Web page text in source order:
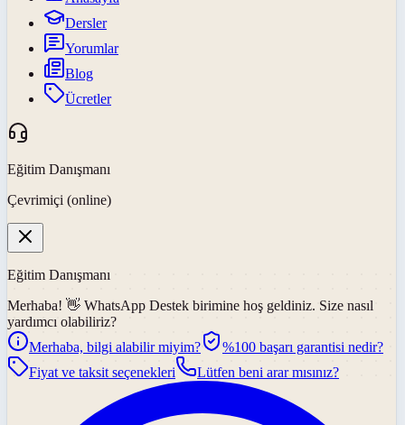
Dersler
Yorumlar
Blog
Ücretler
Eğitim Danışmanı
Çevrimiçi (online)
Eğitim Danışmanı
Merhaba! 👋 WhatsApp Destek birimine hoş geldiniz. Size nasıl
yardımcı olabiliriz?
Merhaba, bilgi alabilir miyim?
%100 başarı garantisi nedir?
Fiyat ve taksit seçenekleri
Lütfen beni arar mısınız?